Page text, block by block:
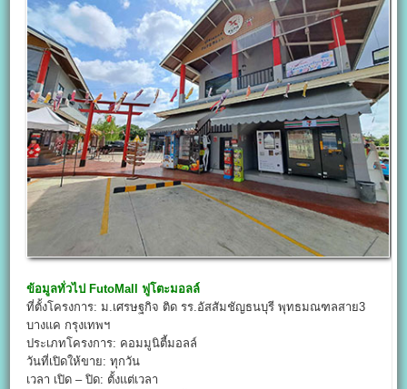
ข้อมูลทั่วไป FutoMall ฟูโตะมอลล์
ที่ตั้งโครงการ: ม.เศรษฐกิจ ติด รร.อัสสัมชัญธนบุรี พุทธมณฑลสาย3
บางแค กรุงเทพฯ
ประเภทโครงการ: คอมมูนิตี้มอลล์
วันที่เปิดให้ขาย: ทุกวัน
เวลา เปิด – ปิด: ตั้งแต่เวลา